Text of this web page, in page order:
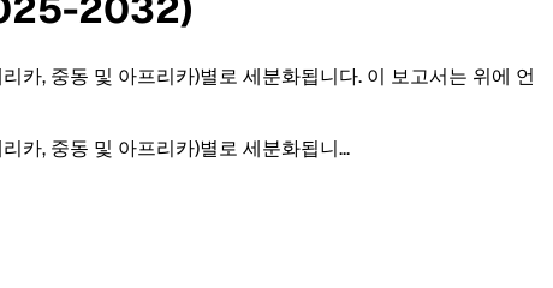
카, 중동 및 아프리카)별로 세분화됩니다. 이 보고서는 위에 언
카, 중동 및 아프리카)별로 세분화됩니...